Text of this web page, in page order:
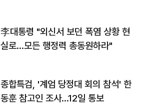
李대통령 "외신서 보던 폭염 상황 현
실로…모든 행정력 총동원하라"
종합특검, '계엄 당정대 회의 참석' 한
동훈 참고인 조사...12일 통보